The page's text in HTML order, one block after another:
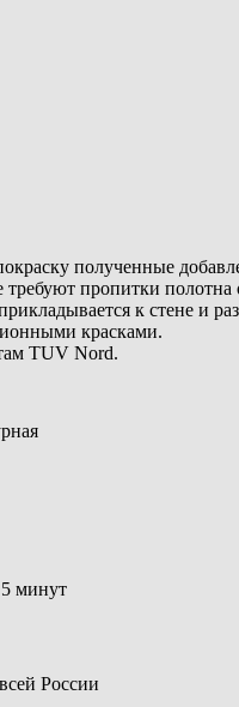
полученные
пропитки полотна
к стене и
красками.
TUV Nord.
минут
России